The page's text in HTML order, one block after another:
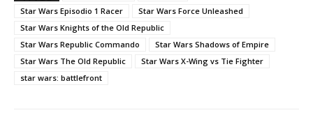
Star Wars Episodio 1 Racer
Star Wars Force Unleashed
Star Wars Knights of the Old Republic
Star Wars Republic Commando
Star Wars Shadows of Empire
Star Wars The Old Republic
Star Wars X-Wing vs Tie Fighter
star wars: battlefront